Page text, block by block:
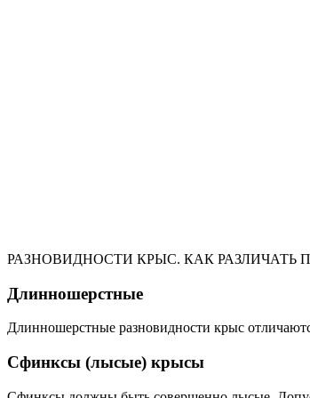
РАЗНОВИДНОСТИ КРЫС. КАК РАЗЛИЧАТЬ
Длинношерстные
Длинношерстные разновидности крыс
Сфинксы (лысые) крысы